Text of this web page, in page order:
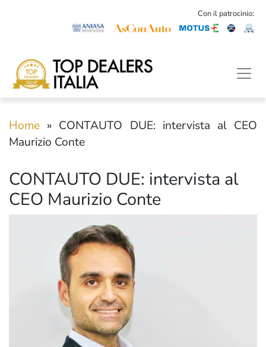
Con il patrocinio:
Home » CONTAUTO DUE: intervista al CEO
Maurizio Conte
CONTAUTO DUE: intervista al
CEO Maurizio Conte